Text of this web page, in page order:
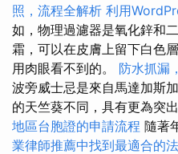
照，流程全解析 利用
如，物理過濾器是氧化鋅和
霜，可以在皮膚上留下白色
用肉眼看不到的。 防水抓漏
波旁威士忌是來自馬達加斯
的天竺葵不同，具有更為突
地區台胞證的申請流程 隨著
業律師推薦中找到最適合的